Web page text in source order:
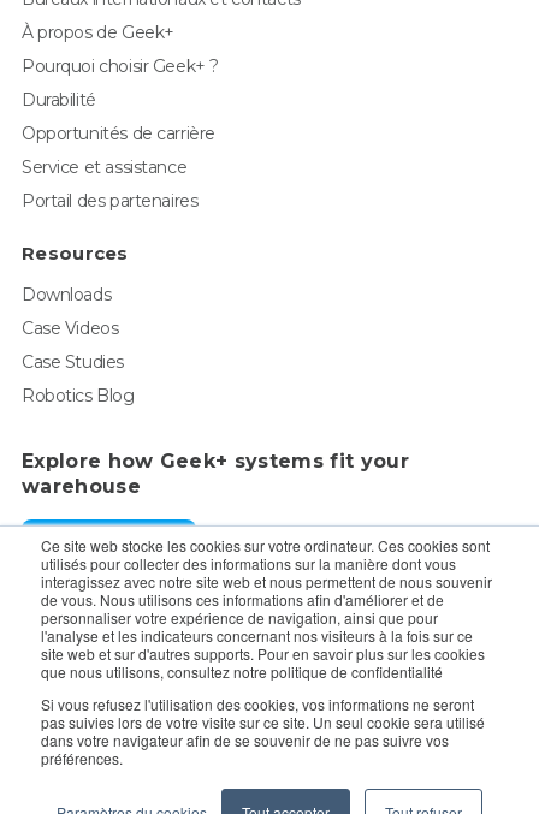
Ce site web stocke les cookies sur votre ordinateur. Ces cookies sont
utilisés pour collecter des informations sur la manière dont vous
interagissez avec notre site web et nous permettent de nous souvenir
de vous. Nous utilisons ces informations afin d'améliorer et de
personnaliser votre expérience de navigation, ainsi que pour
l'analyse et les indicateurs concernant nos visiteurs à la fois sur ce
site web et sur d'autres supports. Pour en savoir plus sur les cookies
que nous utilisons, consultez notre politique de confidentialité
Si vous refusez l'utilisation des cookies, vos informations ne seront
pas suivies lors de votre visite sur ce site. Un seul cookie sera utilisé
dans votre navigateur afin de se souvenir de ne pas suivre vos
préférences.
À propos de Geek+
Pourquoi choisir Geek+ ?
Durabilité
Opportunités de carrière
Service et assistance
Portail des partenaires
Resources
Downloads
Case Videos
Case Studies
Robotics Blog
Explore how Geek+ systems fit your
warehouse
Request a Demo
For enquiry, contact sales:sales@geekplus.com. for
promotions, contact PR:pr@geekplus.com
Copyright © 2026 Geekplus Technology Co., Ltd. All rights
reserved.